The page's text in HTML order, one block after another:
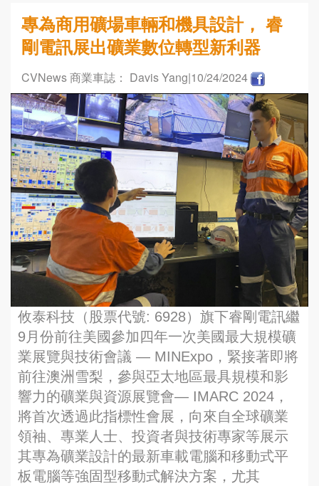
專為商用礦場車輛和機具設計， 睿
剛電訊展出礦業數位轉型新利器
CVNews 商業車誌： Davis Yang|10/24/2024
攸泰科技（股票代號: 6928）旗下睿剛電訊繼
9月份前往美國參加四年一次美國最大規模礦
業展覽與技術會議 — MINExpo，緊接著即將
前往澳洲雪梨，參與亞太地區最具規模和影
響力的礦業與資源展覽會— IMARC 2024，
將首次透過此指標性會展，向來自全球礦業
領袖、專業人士、投資者與技術專家等展示
其專為礦業設計的最新車載電腦和移動式平
板電腦等強固型移動式解決方案，尤其